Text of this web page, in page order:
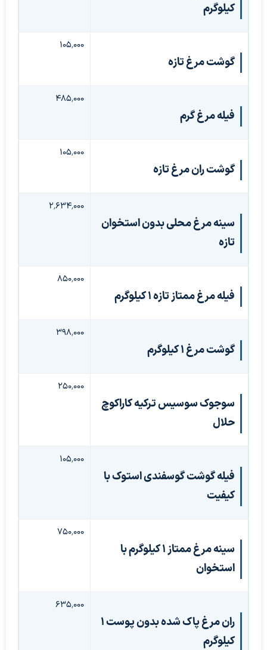
کیلوگرم
گوشت مرغ تازه
۱۰۵٬۰۰۰
فیله مرغ گرم
۴۸۵٬۰۰۰
گوشت ران مرغ تازه
۱۰۵٬۰۰۰
سینه مرغ محلی بدون استخوان
تازه
۲٬۶۳۴٬۰۰۰
فیله مرغ ممتاز تازه ۱ کیلوگرم
۸۵۰٬۰۰۰
گوشت مرغ ۱ کیلوگرم
۳۹۸٬۰۰۰
سوجوک سوسیس ترکیه کاراکوچ
حلال
۲۵۰٬۰۰۰
فیله گوشت گوسفندی استوک با
کیفیت
۱۰۵٬۰۰۰
سینه مرغ ممتاز ۱ کیلوگرم با
استخوان
۷۵۰٬۰۰۰
ران مرغ پاک شده بدون پوست ۱
کیلوگرم
۶۳۵٬۰۰۰